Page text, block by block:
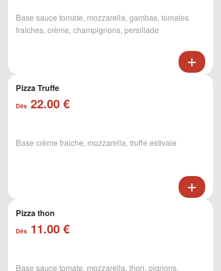
Base sauce tomate, mozzarella, gambas, tomates
fraîches, crème, champignons, persillade
Pizza Truffe
Dès 22.00 €
Base crème fraiche, mozzarella, truffe estivale
Pizza thon
Dès 11.00 €
Base sauce tomate, mozzarella, thon, oignons,